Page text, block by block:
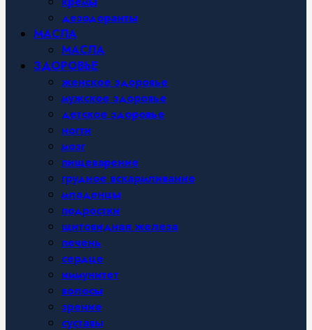
дезодоранты
МАСЛА
МАСЛА
ЗДОРОВЬЕ
женское здоровье
мужское здоровье
детское здоровье
ногти
мозг
пищеварение
грудное вскармливание
младенцы
подростки
щитовидная железа
печень
сердце
иммунитет
волосы
зрение
суставы